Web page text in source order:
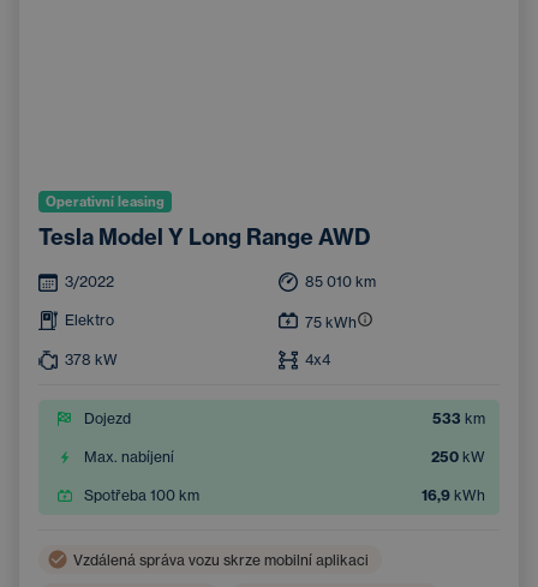
Operativní leasing
Tesla Model Y Long Range AWD
3/2022 85 010 km
Elektro 75 kWh
378 kW 4x4
Dojezd 533 km
Max. nabíjení 250 kW
Spotřeba 100 km 16,9 kWh
Vzdálená správa vozu skrze mobilní aplikaci